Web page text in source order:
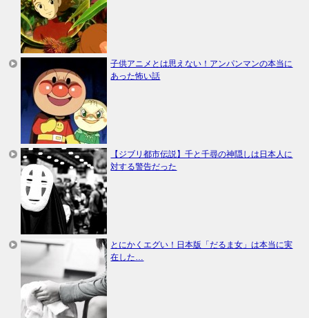
子供アニメとは思えない！アンパンマンの本当に
あった怖い話
【ジブリ都市伝説】千と千尋の神隠しは日本人に
対する警告だった
とにかくエグい！日本版「だるま女」は本当に実
在した…